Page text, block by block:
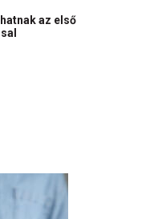
az első